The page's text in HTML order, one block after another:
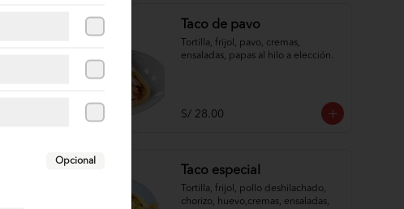
Taco de pavo
Tortilla, frijol, pavo, cremas,
ensaladas, papas al hilo a elección.
S/ 28.00
Taco especial
Tortilla, frijol, pollo deshilachado,
chorizo, huevo,cremas, ensaladas,
Opcional